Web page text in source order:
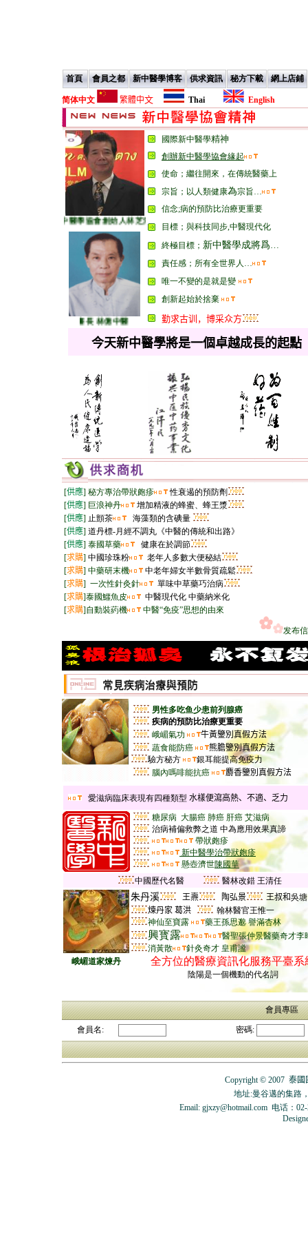
首頁 會員之都 新中醫學博客 供求資訊 秘方下載 網上店鋪
简体中文 繁體中文 Thai English
新中醫學協會創始人林芝深醫師
副會長兼秘書長 林億中醫師
國際新中醫學精神
創辦新中醫學協會緣起
使命；繼往開來，在傳統醫藥上
宗旨； 以人類健康為宗旨…
信念;病的預防比治療更重要
目標； 與科技同步,中醫現代化
終極目標； 新中醫學成將爲…
責任感；所有全世界人…
唯一不變的是就是變
創新起始於捨棄
勤求古训，博采众方
今天新中醫學將是一個卓越成長的起點
[供應] 秘方專治帶狀皰疹
性衰遏的預防劑
[供應] 巨浪神丹 增加精液的蜂蜜、蜂王漿
[供應] 止顫茶
海藻類的含碘量
[供應] 道丹標-月經不調丸 《中醫的傳統和出路》
[供應] 泰國草藥
健康在於調節
[求購] 中國珍珠粉
老年人多數大便秘結
[求購] 中藥研末機
中老年婦女半數骨質疏鬆
[求購] 一次性針灸針
單味中草藥巧治病
[求購]泰國鱷魚皮
中醫現代化 中藥納米化
[求購]自動裝葯機 中醫“免疫”思想的由來
发布
男性多吃鱼少患前列腺癌
疾病的預防比治療更重要
峨嵋氣功
牛黃鑒別真假方法
蔬食能防癌
熊膽鑒別真假方法
驗方秘方
銀耳能提高免疫力
腦內嗎啡能抗癌
麝香鑒別真假方法
愛滋病臨床表現有四種類型 水樣便瀉高熱、不適、乏力
糖尿病 大腸癌 肺癌 肝癌 艾滋病
治病補偏救弊之道 中為應用效果真諦
帶狀皰疹
新中醫學治帶狀皰疹
懸壺濟世陳國華
中國歷代名醫
醫林改錯 王清任
朱丹溪 王燾 陶弘景 王叔和吳塘
煉丹家 葛洪
翰林醫官王惟一
神仙至寶露
藥王孫思邈 譽滿杏林
興寳露 醫聖張仲景醫藥奇才李
消黃散
針灸奇才 皇甫謐
峨嵋道家煉丹
全方位的醫療資訊化服務平臺系
陰陽是一個機動的代名詞
會員專區
會員名: 密碼:
Copyright © 2007 泰國
地址:曼谷邁的集路
Email: gjxzy@hotmail.com 电话：